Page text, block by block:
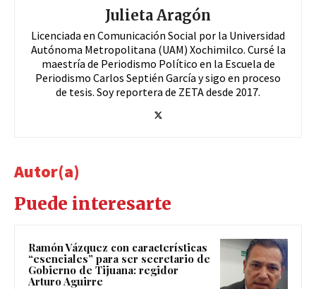
Julieta Aragón
Licenciada en Comunicación Social por la Universidad
Autónoma Metropolitana (UAM) Xochimilco. Cursé la
maestría de Periodismo Político en la Escuela de
Periodismo Carlos Septién García y sigo en proceso
de tesis. Soy reportera de ZETA desde 2017.
Autor(a)
Puede interesarte
Ramón Vázquez con características
“esenciales” para ser secretario de
Gobierno de Tijuana: regidor
Arturo Aguirre